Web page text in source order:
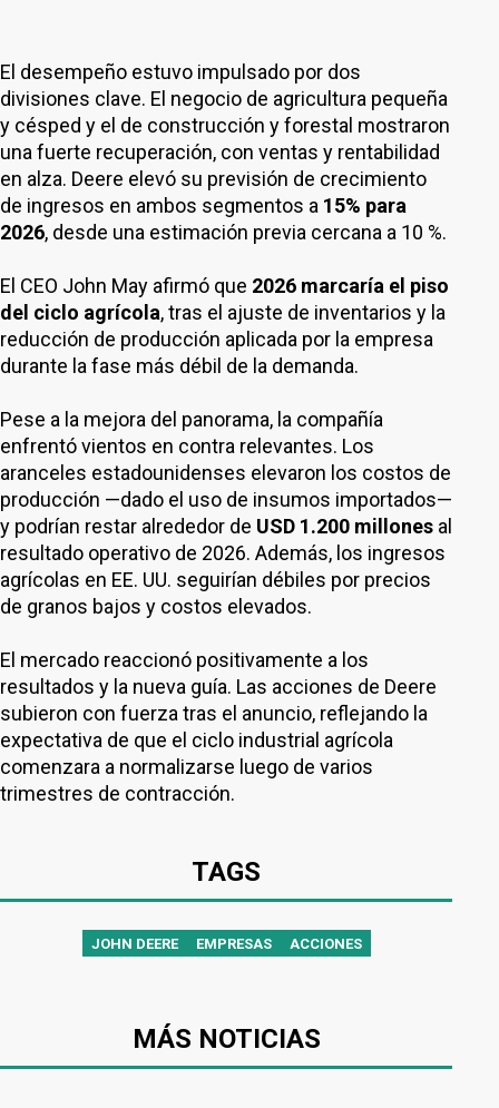
El desempeño estuvo impulsado por dos
divisiones clave. El negocio de agricultura pequeña
y césped y el de construcción y forestal mostraron
una fuerte recuperación, con ventas y rentabilidad
en alza. Deere elevó su previsión de crecimiento
de ingresos en ambos segmentos a 15% para
2026, desde una estimación previa cercana a 10 %.
El CEO John May afirmó que 2026 marcaría el piso
del ciclo agrícola, tras el ajuste de inventarios y la
reducción de producción aplicada por la empresa
durante la fase más débil de la demanda.
Pese a la mejora del panorama, la compañía
enfrentó vientos en contra relevantes. Los
aranceles estadounidenses elevaron los costos de
producción —dado el uso de insumos importados—
y podrían restar alrededor de USD 1.200 millones al
resultado operativo de 2026. Además, los ingresos
agrícolas en EE. UU. seguirían débiles por precios
de granos bajos y costos elevados.
El mercado reaccionó positivamente a los
resultados y la nueva guía. Las acciones de Deere
subieron con fuerza tras el anuncio, reflejando la
expectativa de que el ciclo industrial agrícola
comenzara a normalizarse luego de varios
trimestres de contracción.
TAGS
JOHN DEERE EMPRESAS ACCIONES
MÁS NOTICIAS